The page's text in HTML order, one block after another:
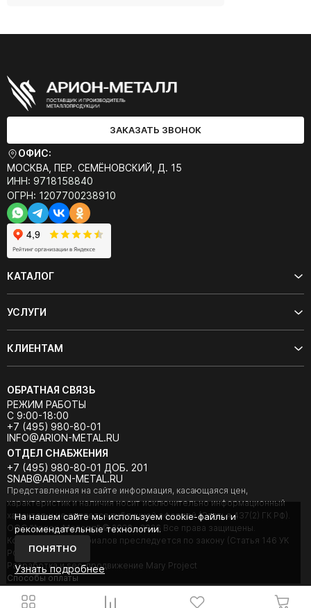
ЗАКАЗАТЬ ЗВОНОК
ОФИС:
МОСКВА, ПЕР. СЕМЁНОВСКИЙ, Д. 15
ИНН: 9718158840
ОГРН: 1207700238910
КАТАЛОГ
УСЛУГИ
КЛИЕНТАМ
ОБРАТНАЯ СВЯЗЬ
РЕЖИМ РАБОТЫ
С 9:00-18:00
+7 (495) 980-80-01
INFO@ARION-METAL.RU
ОТДЕЛ СНАБЖЕНИЯ
+7 (495) 980-80-01 ДОБ. 201
SNAB@ARION-METAL.RU
Представленная на сайте информация, касающаяся цен,
характеристик и наличия носит исключительно информационный
характер и не является публичной офертой (Статья 437(2) ГК РФ).
ООО "Арион-Металл" © 2020 - 2026 Все права защищены.
Копирование материалов преследуется по закону (Статья 146 УК
РФ).
Разработка и seo-продвижение Mary Project
Cпособы оплаты
На нашем сайте мы используем cookie-файлы и
рекомендательные технологии.
ПОНЯТНО
Узнать подробнее